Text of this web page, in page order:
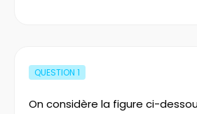
QUESTION 1
On considère la figure ci-